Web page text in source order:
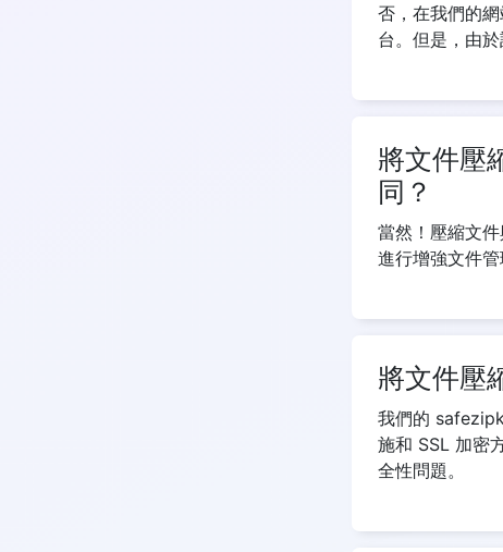
否，在我們的
台。但是，由
將文件壓
同？
當然！壓縮文
進行增強文件管
將文件壓
我們的
施和 SSL 加密
全性問題。